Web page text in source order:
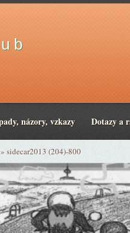
b
názory, vzkazy Dotazy a
» sidecar2013 (204)-800